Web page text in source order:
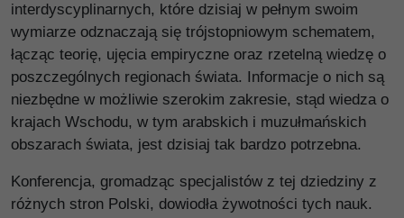
interdyscyplinarnych, które dzisiaj w pełnym swoim
wymiarze odznaczają się trójstopniowym schematem,
łącząc teorię, ujęcia empiryczne oraz rzetelną wiedzę o
poszczególnych regionach świata. Informacje o nich są
niezbędne w możliwie szerokim zakresie, stąd wiedza o
krajach Wschodu, w tym arabskich i muzułmańskich
obszarach świata, jest dzisiaj tak bardzo potrzebna.
Konferencja, gromadząc specjalistów z tej dziedziny z
różnych stron Polski, dowiodła żywotności tych nauk.